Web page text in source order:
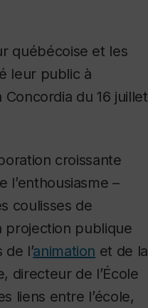
québécoise et les
leur public à
du 16 juillet
croissante
l’enthousiasme –
coulisses de
projection publique
l’animation et de la
directeur de l’École
liens entre l’école,